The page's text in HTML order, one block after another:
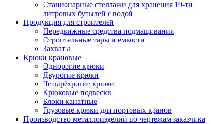
Стационарные стеллажи для хранения 19-ти
литровых бутылей с водой
Продукция для строителей
Передвижные средства подмащивания
Строительные тары и ёмкости
Захваты
Крюки крановые
Однорогие крюки
Двурогие крюки
Четырёхрогие крюки
Крюковые подвески
Блоки канатные
Грузовые крюки для портовых кранов
Производство металлоизделий по чертежам заказчика